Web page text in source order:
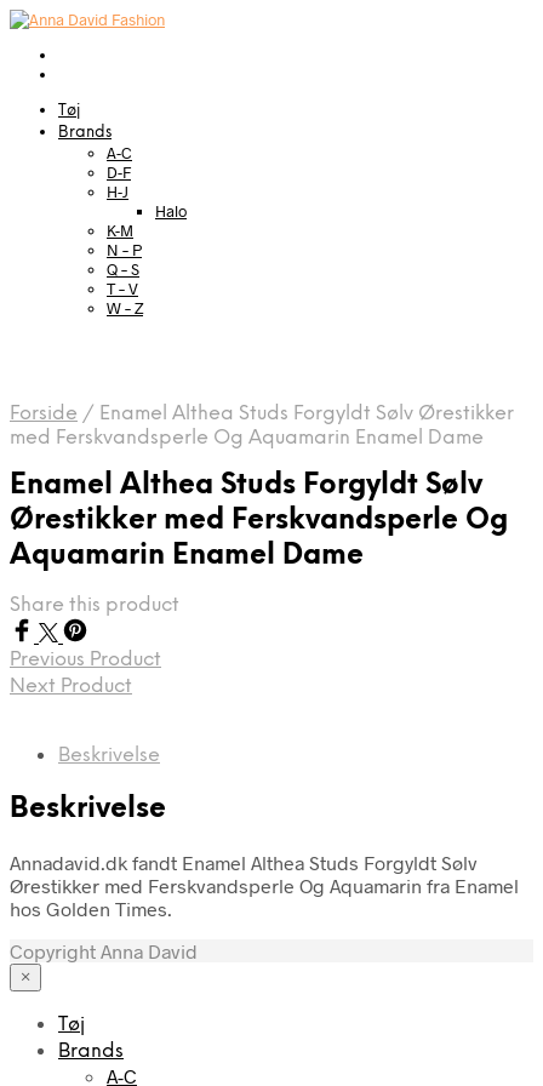
Tøj
Brands
A-C
D-F
H-J
Halo
K-M
N – P
Q – S
T – V
W – Z
Forside / Enamel Althea Studs Forgyldt Sølv Ørestikker
med Ferskvandsperle Og Aquamarin Enamel Dame
Enamel Althea Studs Forgyldt Sølv
Ørestikker med Ferskvandsperle Og
Aquamarin Enamel Dame
Share this product
Previous Product
Next Product
Beskrivelse
Beskrivelse
Annadavid.dk fandt Enamel Althea Studs Forgyldt Sølv
Ørestikker med Ferskvandsperle Og Aquamarin fra Enamel
hos Golden Times.
Copyright Anna David
×
Tøj
Brands
A-C